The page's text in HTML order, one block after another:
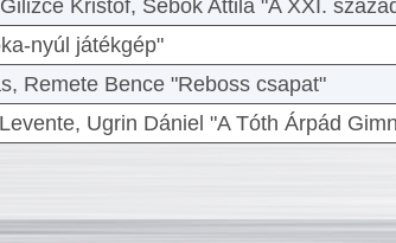
Kristóf, Sebők Attila "A XXI.
nyúl játékgép"
Remete Bence "Reboss csapat"
Ugrin Dániel "A Tóth Árpád